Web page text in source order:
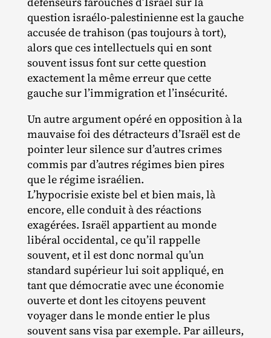
question israélo‐​palestinienne est la gauche
accusée de trahison (pas toujours à tort),
alors que ces intellectuels qui en sont
souvent issus font sur cette question
exactement la même erreur que cette
gauche sur l’immigration et l’insécurité.
Un autre argument opéré en opposition à la
mauvaise foi des détracteurs d’Israël est de
pointer leur silence sur d’autres crimes
commis par d’autres régimes bien pires
que le régime israélien.
L’hypocrisie existe bel et bien mais, là
encore, elle conduit à des réactions
exagérées. Israël appartient au monde
libéral occidental, ce qu’il rappelle
souvent, et il est donc normal qu’un
standard supérieur lui soit appliqué, en
tant que démocratie avec une économie
ouverte et dont les citoyens peuvent
voyager dans le monde entier le plus
souvent sans visa par exemple. Par ailleurs,